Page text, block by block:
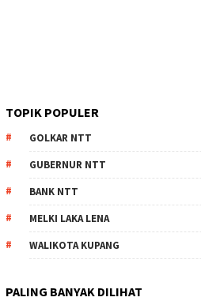
TOPIK POPULER
GOLKAR NTT
GUBERNUR NTT
BANK NTT
MELKI LAKA LENA
WALIKOTA KUPANG
PALING BANYAK DILIHAT